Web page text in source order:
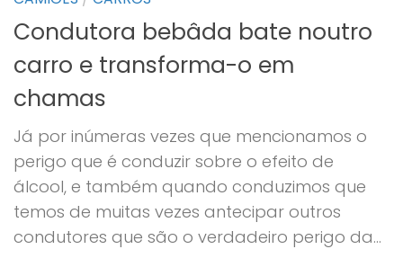
Condutora bebâda bate noutro
carro e transforma-o em
chamas
Já por inúmeras vezes que mencionamos o
perigo que é conduzir sobre o efeito de
álcool, e também quando conduzimos que
temos de muitas vezes antecipar outros
condutores que são o verdadeiro perigo da...